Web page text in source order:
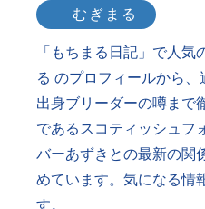
むぎまる
「もちまる日記」で人気
る のプロフィールから、
出身ブリーダーの噂まで
であるスコティッシュフ
バーあずきとの最新の関
めています。気になる情
す。